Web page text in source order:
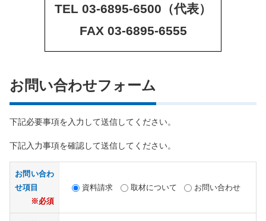
TEL 03-6895-6500（代表）
FAX 03-6895-6555
お問い合わせフォーム
下記必要事項を入力して送信してください。
下記入力事項を確認して送信してください。
お問い合わ
せ項目
資料請求 取材について お問い合わせ